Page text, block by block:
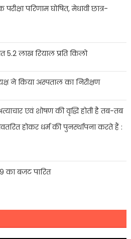
परिणाम घोषित, मेधावी छात्र-
लाख रियाल प्रति किलो
ने किया अस्पताल का निरीक्षण
एवं शोषण की वृद्धि होती है तब-तब
होकर धर्म की पुनर्स्थापना करते हैं :
का बजट पारित